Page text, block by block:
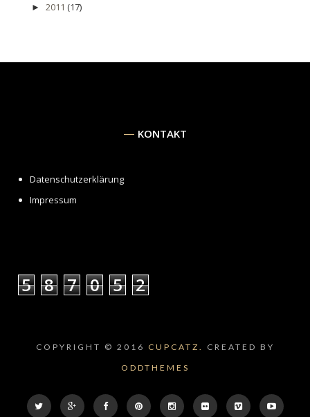
► 2011 (17)
KONTAKT
Datenschutzerklärung
Impressum
5 8 7 0 5 2
COPYRIGHT © 2016 CUPCATZ.
CREATED BY
ODDTHEMES